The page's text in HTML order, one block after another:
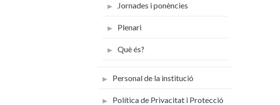
Jornades i ponències
Plenari
Què és?
Personal de la institució
Política de Privacitat i Protecció